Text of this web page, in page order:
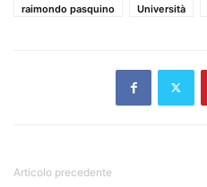
raimondo pasquino
Università
Articolo precedente